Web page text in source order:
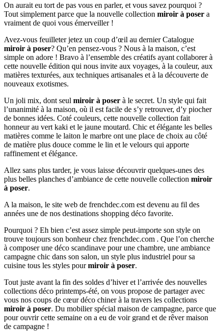
On aurait eu tort de pas vous en parler, et vous savez pourquoi ?
Tout simplement parce que la nouvelle collection miroir à poser a
vraiment de quoi vous émerveiller !
Avez-vous feuilleter jetez un coup d’œil au dernier Catalogue
miroir à poser? Qu’en pensez-vous ? Nous à la maison, c’est
simple on adore ! Bravo à l’ensemble des créatifs ayant collaborer à
cette nouvelle édition qui nous invite aux voyages, à la couleur, aux
matières texturées, aux techniques artisanales et à la découverte de
nouveaux exotismes.
Un joli mix, dont seul miroir à poser à le secret. Un style qui fait
l’unanimité à la maison, où il est facile de s’y retrouver, d’y piocher
de bonnes idées. Coté couleurs, cette nouvelle collection fait
honneur au vert kaki et le jaune moutard. Chic et élégante les belles
matières comme le laiton le marbre ont une place de choix au côté
de matière plus douce comme le lin et le velours qui apporte
raffinement et élégance.
Allez sans plus tarder, je vous laisse découvrir quelques-unes des
plus belles planches d’ambiance de cette nouvelle collection miroir
à poser.
A la maison, le site web de frenchdec.com est devenu au fil des
années une de nos destinations shopping déco favorite.
Pourquoi ? Eh bien c’est assez simple peut-importe son style on
trouve toujours son bonheur chez frenchdec.com . Que l’on cherche
à composer une déco scandinave pour une chambre, une ambiance
campagne chic dans son salon, un style plus industriel pour sa
cuisine tous les styles pourmiroir à poser.
Tout juste avant la fin des soldes d’hiver et l’arrivée des nouvelles
collections déco printemps-été, on vous propose de partager avec
vous nos coups de cœur déco chiner à la travers les collections
miroir à poser. Du mobilier spécial maison de campagne, parce que
pour ouvrir cette semaine on a eu de voir grand et de rêver maison
de campagne !